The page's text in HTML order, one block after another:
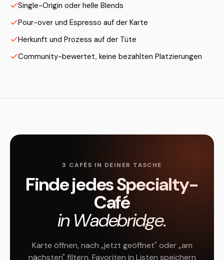
Single-Origin oder helle Blends
Pour-over und Espresso auf der Karte
Herkunft und Prozess auf der Tüte
Community-bewertet, keine bezahlten Platzierungen
3 CAFÉS IN DEINER TASCHE
Finde jedes Specialty-
Café
in Wadebridge.
Karte öffnen, nach „jetzt geöffnet" oder „am
nächsten" filtern, Favoriten in Listen speichern